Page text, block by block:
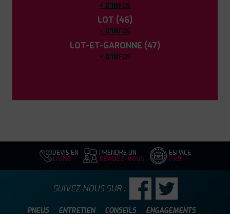
+ D'INFOS
LOT (46)
+ D'INFOS
LOT-ET-GARONNE (47)
+ D'INFOS
DEVIS EN
LIGNE
PRENDRE UN
RENDEZ-VOUS
ESPACE
PRO
PNEUS ENTRETIEN CONSEILS ENGAGEMENTS
SUIVEZ-NOUS SUR :